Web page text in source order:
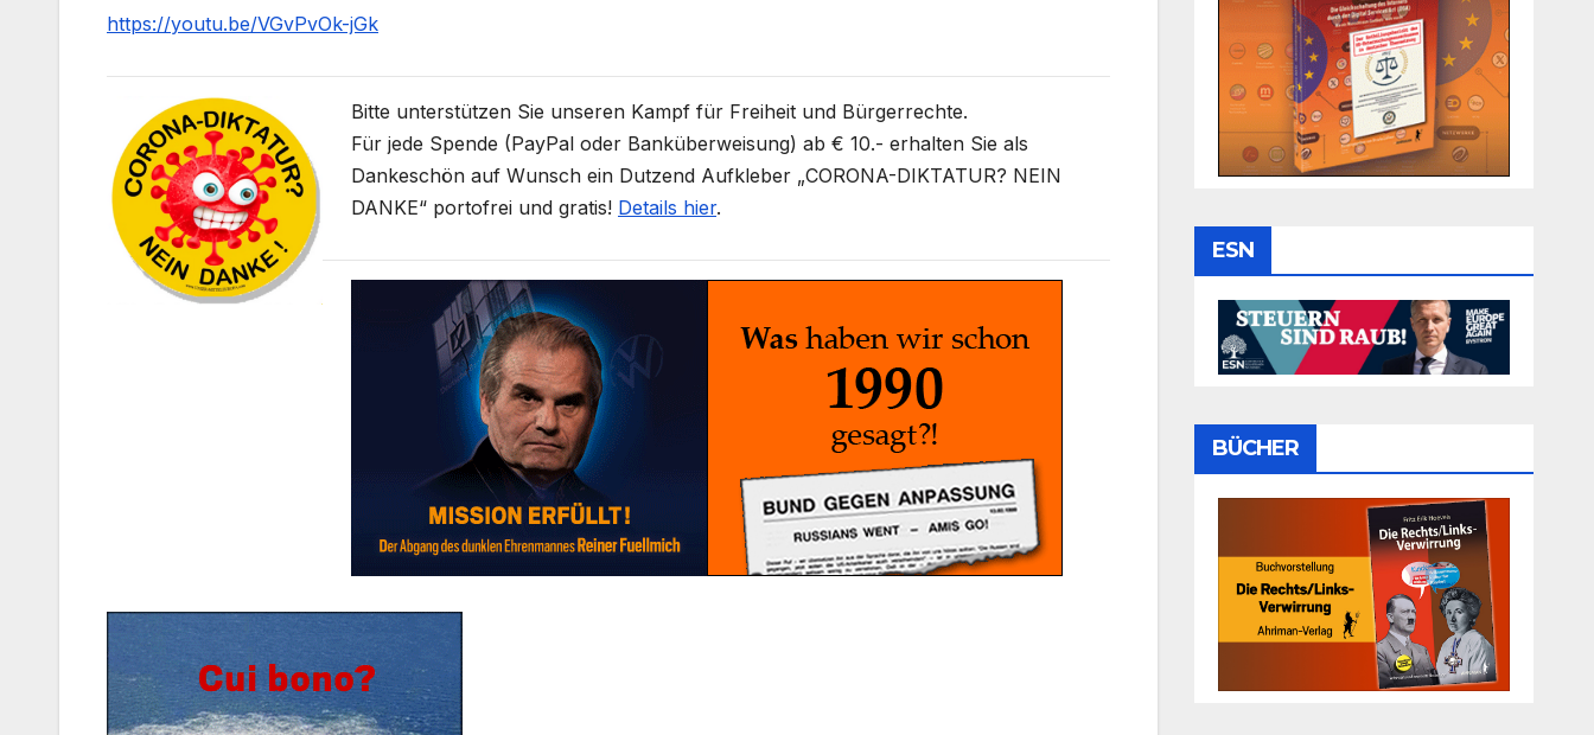
https://youtu.be/VGvPvOk-jGk
Bitte unterstützen Sie unseren Kampf für Freiheit und Bürgerrechte.
Für jede Spende (PayPal oder Banküberweisung) ab € 10.- erhalten Sie als
Dankeschön auf Wunsch ein Dutzend Aufkleber „CORONA-DIKTATUR? NEIN
DANKE“ portofrei und gratis! Details hier.
ESN
BÜCHER